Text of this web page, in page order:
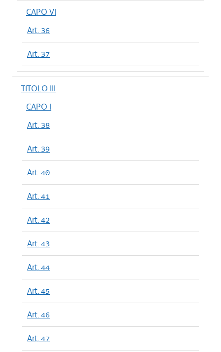
CAPO VI
Art. 36
Art. 37
TITOLO III
CAPO I
Art. 38
Art. 39
Art. 40
Art. 41
Art. 42
Art. 43
Art. 44
Art. 45
Art. 46
Art. 47